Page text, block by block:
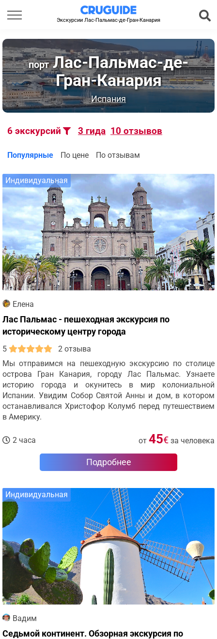
Экскурсии Лас-Пальмас-де-Гран-Канария
портЛас-Пальмас-де-
Гран-Канария
Испания
6 экскурсий 3 гида 10 отзывов
Популярные По цене По отзывам
Индивидуальная
Елена
Лас Пальмас - пешеходная экскурсия по
историческому центру города
5
2 отзыва
Мы отправимся на пешеходную экскурсию по столице
острова Гран Канария, городу Лас Пальмас. Узнаете
историю города и окунитесь в мир колониальной
Испании. Увидим Собор Святой Анны и дом, в котором
останавливался Христофор Колумб перед путешествием
в Америку.
2 часа от 45€ за человека
Подробнее
Индивидуальная
Вадим
Седьмой континент. Обзорная экскурсия по